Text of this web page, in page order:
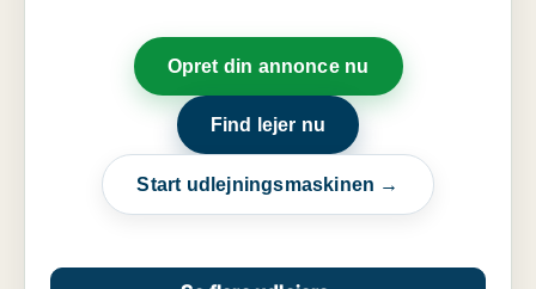
Opret din annonce nu
Find lejer nu
Start udlejningsmaskinen →